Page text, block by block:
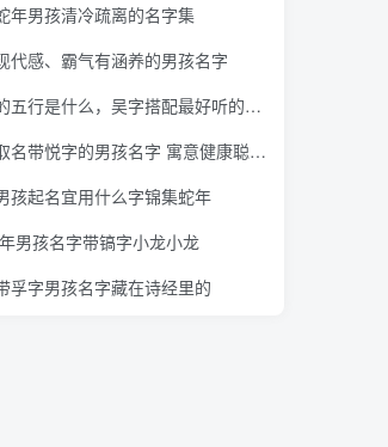
年男孩清冷疏离的名字集
代感、霸气有涵养的男孩名字
行是什么，吴字搭配最好听的男孩名字巨顺口
带悦字的男孩名字 寓意健康聪明特洋气
孩起名宜用什么字锦集蛇年
男孩名字带镐字小龙小龙
孚字男孩名字藏在诗经里的